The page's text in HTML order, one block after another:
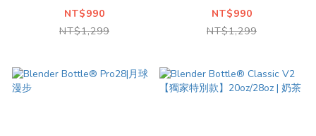
泡糖
NT$990
NT$1,299
球夢
NT$990
NT$1,299